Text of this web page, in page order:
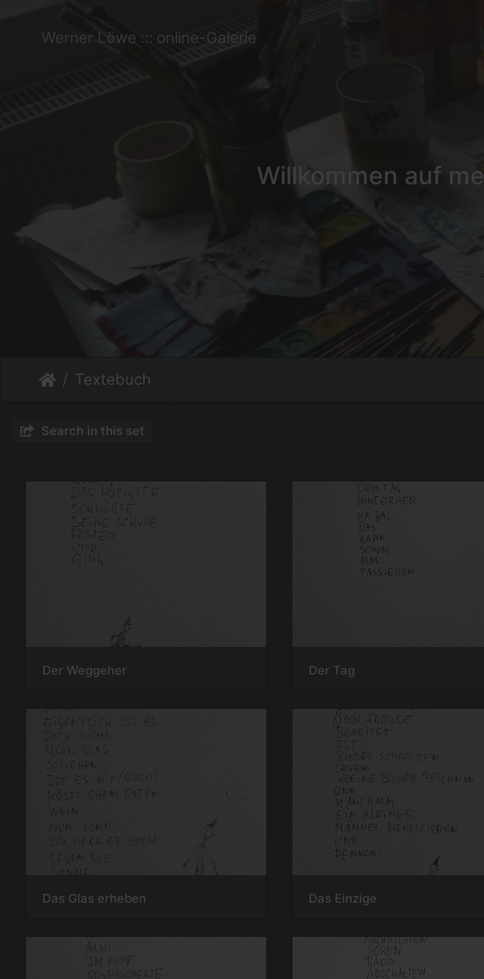
Werner Löwe ::: online-Galerie
Willkommen auf
Textebuch
Search in this set
Der Weggeher Der Tag
Das Glas erheben Das Einzige